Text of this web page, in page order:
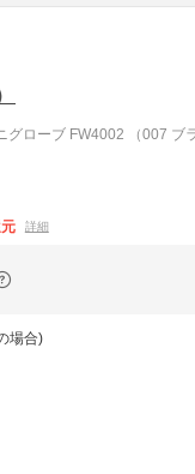
ローブ FW4002 （007 ブ
詳細
場合)